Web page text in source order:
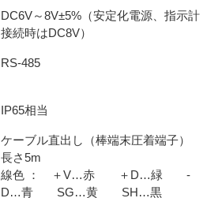
DC6V～8V±5%（安定化電源、指示計
接続時はDC8V）
RS-485
IP65相当
ケーブル直出し（棒端末圧着端子）
長さ5m
線色 ： ＋V…赤 ＋D…緑 -
D…青 SG…黄 SH…黒